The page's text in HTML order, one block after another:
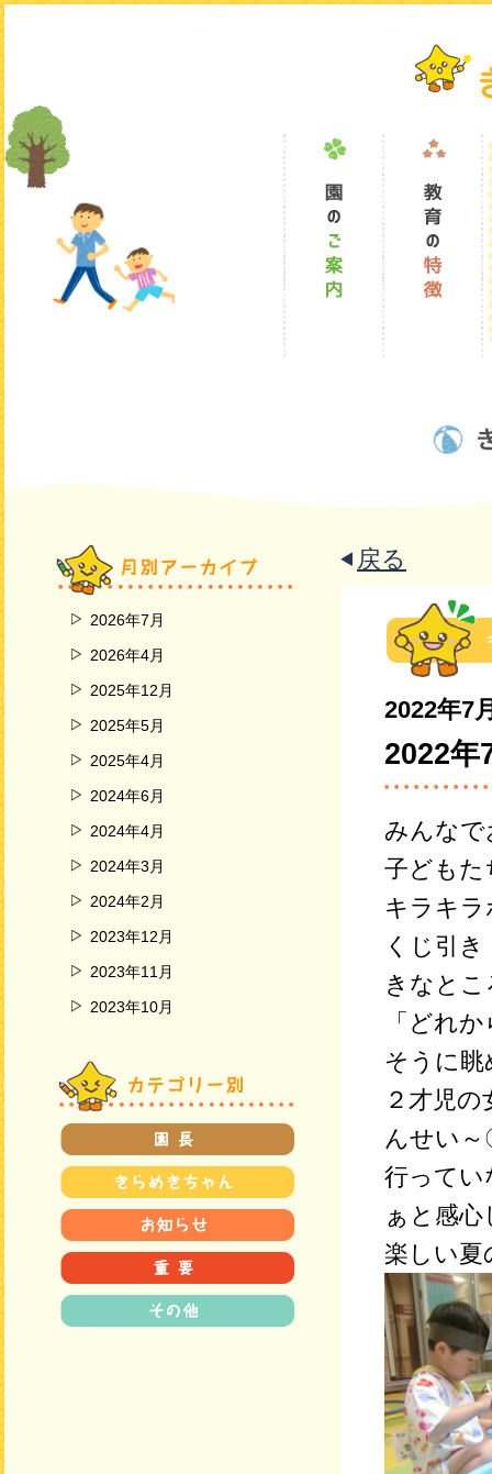
戻る
2022年7
2022年
みんな
子どもた
キラキ
くじ引
きなと
「どれ
そうに
２才児
んせい
行って
ぁと感
楽しい夏
2026年7月
2026年4月
2025年12月
2025年5月
2025年4月
2024年6月
2024年4月
2024年3月
2024年2月
2023年12月
2023年11月
2023年10月